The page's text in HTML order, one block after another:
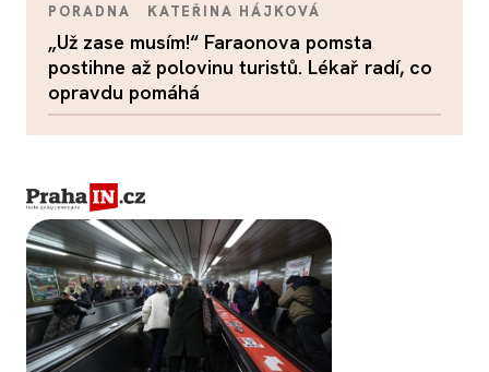
PORADNA KATEŘINA HÁJKOVÁ
„Už zase musím!“ Faraonova pomsta
postihne až polovinu turistů. Lékař radí, co
opravdu pomáhá